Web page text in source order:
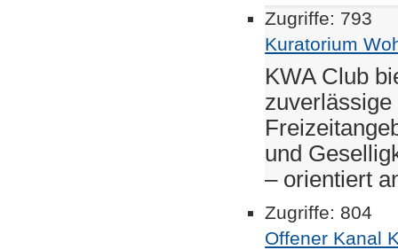
Zugriffe: 793
Kuratorium
KWA Club
und
– orientiert
Zugriffe: 804
Offener Kanal